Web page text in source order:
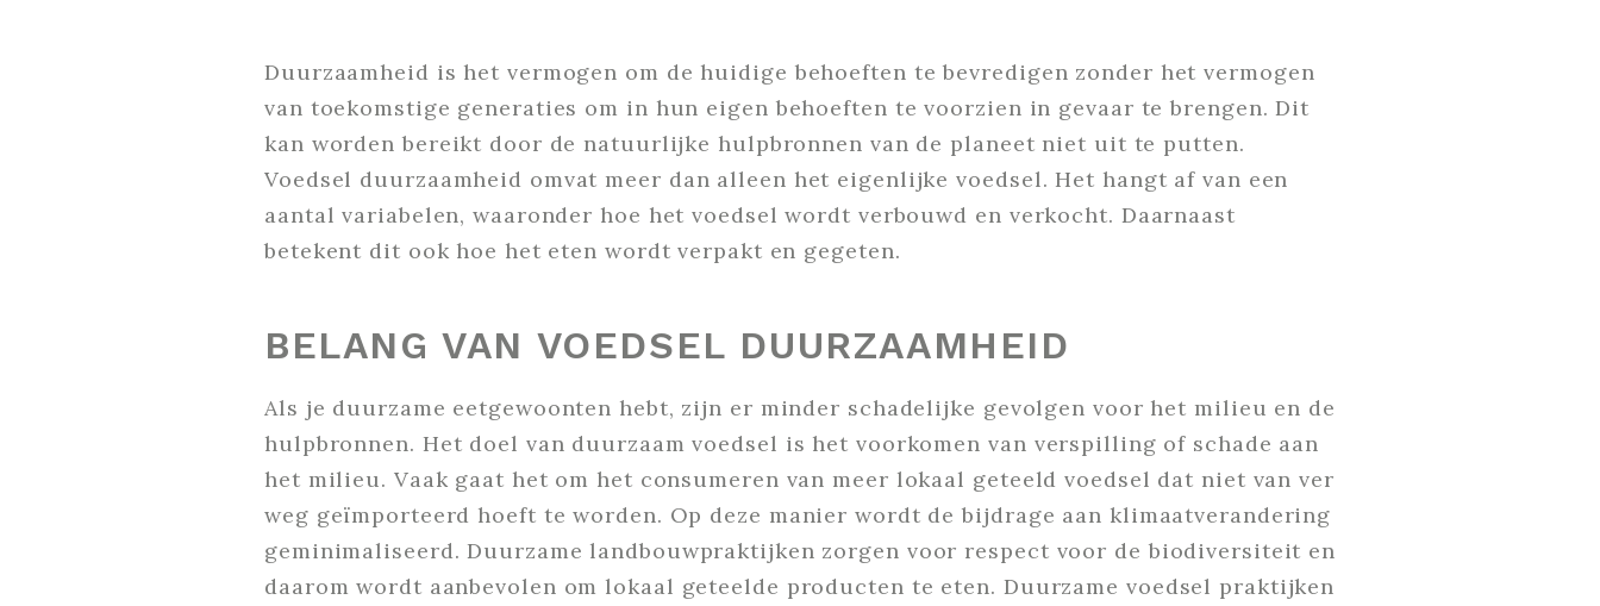
Duurzaamheid is het vermogen om de huidige behoeften te bevredigen zonder het vermogen
van toekomstige generaties om in hun eigen behoeften te voorzien in gevaar te brengen. Dit
kan worden bereikt door de natuurlijke hulpbronnen van de planeet niet uit te putten.
Voedsel duurzaamheid omvat meer dan alleen het eigenlijke voedsel. Het hangt af van een
aantal variabelen, waaronder hoe het voedsel wordt verbouwd en verkocht. Daarnaast
betekent dit ook hoe het eten wordt verpakt en gegeten.
BELANG VAN VOEDSEL DUURZAAMHEID
Als je duurzame eetgewoonten hebt, zijn er minder schadelijke gevolgen voor het milieu en de
hulpbronnen. Het doel van duurzaam voedsel is het voorkomen van verspilling of schade aan
het milieu. Vaak gaat het om het consumeren van meer lokaal geteeld voedsel dat niet van ver
weg geïmporteerd hoeft te worden. Op deze manier wordt de bijdrage aan klimaatverandering
geminimaliseerd. Duurzame landbouwpraktijken zorgen voor respect voor de biodiversiteit en
daarom wordt aanbevolen om lokaal geteelde producten te eten. Duurzame voedsel praktijken